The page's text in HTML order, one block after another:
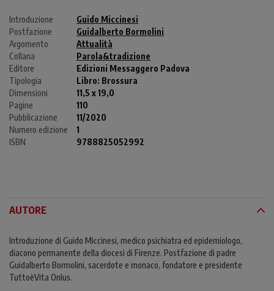
Introduzione
Guido Miccinesi
Postfazione
Guidalberto Bormolini
Argomento
Attualità
Collana
Parola&tradizione
Editore
Edizioni Messaggero Padova
Tipologia
Libro: Brossura
Dimensioni
11,5 x 19,0
Pagine
110
Pubblicazione
11/2020
Numero edizione
1
ISBN
9788825052992
AUTORE
Introduzione di Guido Miccinesi, medico psichiatra ed epidemiologo,
diacono permanente della diocesi di Firenze. Postfazione di padre
Guidalberto Bormolini, sacerdote e monaco, fondatore e presidente
TuttoèVita Onlus.